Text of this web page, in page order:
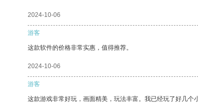
2024-10-06
游客
这款软件的价格非常实惠，值得推荐。
2024-10-06
游客
这款游戏非常好玩，画面精美，玩法丰富。我已经玩了好几个